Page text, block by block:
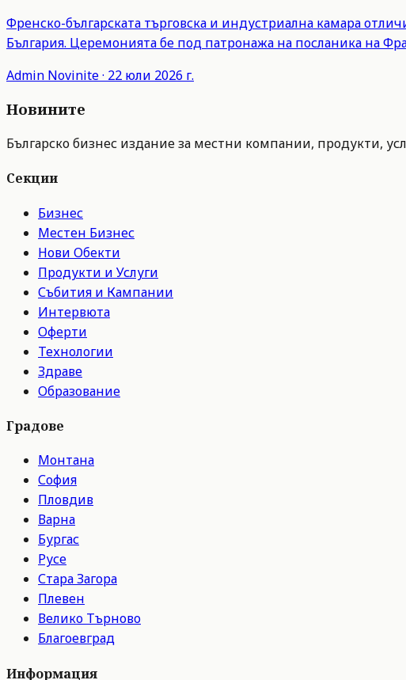
Френско-българската търговска и индустриална камара
България. Церемонията бе под патронажа на посланика на
Admin Novinite· 22 юли 2026 г.
Новините
Българско бизнес издание за местни компании, продукти,
Секции
Бизнес
Местен Бизнес
Нови Обекти
Продукти и Услуги
Събития и Кампании
Интервюта
Оферти
Технологии
Здраве
Образование
Градове
Монтана
София
Пловдив
Варна
Бургас
Русе
Стара Загора
Плевен
Велико Търново
Благоевград
Информация